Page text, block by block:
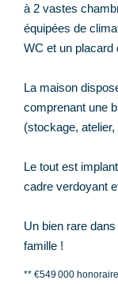
à 2 vastes
équipées de
WC et un placard
La maison
comprenant une
(stockage,
Le tout est
cadre verdoyant
Un bien rare
famille !
** €549 000